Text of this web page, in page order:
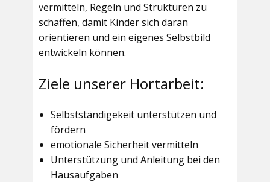
vermitteln, Regeln und Strukturen zu
schaffen, damit Kinder sich daran
orientieren und ein eigenes Selbstbild
entwickeln können.
Ziele unserer Hortarbeit:
Selbstständigekeit unterstützen und
fördern
emotionale Sicherheit vermitteln
Unterstützung und Anleitung bei den
Hausaufgaben